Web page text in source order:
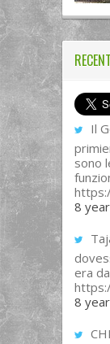
Il
sono
8
era
8